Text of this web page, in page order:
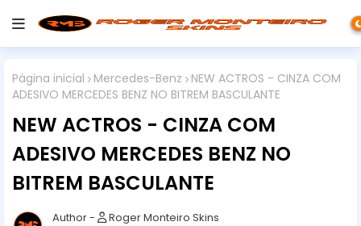
Página inicial Mercedes-Benz
NEW ACTROS - CINZA COM
ADESIVO MERCEDES BENZ NO BITREM BASCULANTE
NEW ACTROS - CINZA COM
ADESIVO MERCEDES BENZ NO
BITREM BASCULANTE
Roger Monteiro Skins